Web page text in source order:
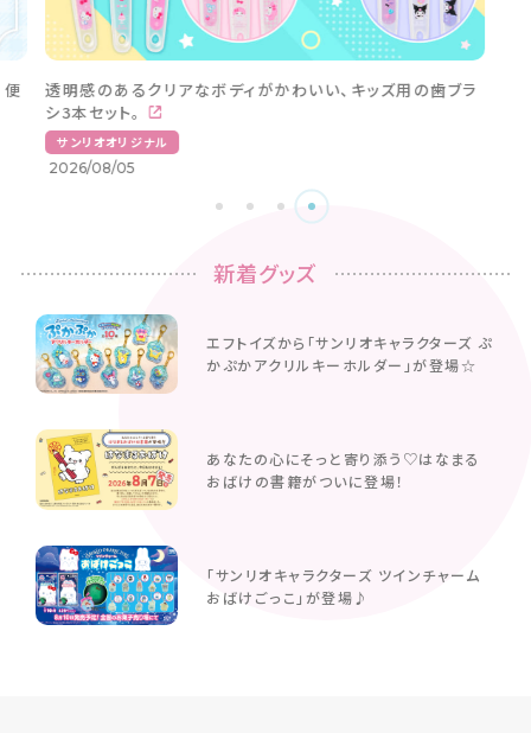
便
透明感のあるクリアなボディがかわいい、キッズ用の歯ブラ
シ3本セット。
サンリオオリジナル
2026/08/05
新着グッズ
エフトイズから「サンリオキャラクターズ ぷ
かぷかアクリルキーホルダー」が登場☆
あなたの心にそっと寄り添う♡はなまる
おばけの書籍がついに登場！
「サンリオキャラクターズ ツインチャーム
おばけごっこ」が登場♪